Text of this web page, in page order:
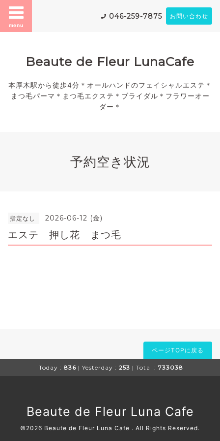
menu
046-259-7875 お問い合わせ
Beaute de Fleur LunaCafe
本厚木駅から徒歩4分＊オールハンドのフェイシャルエステ＊
まつ毛パーマ＊まつ毛エクステ＊ブライダル＊フラワーオー
ダー＊
予約空き状況
指定なし 2026-06-12 (金)
エステ 押し花 まつ毛
ページTOPに戻る
Today : 836 | Yesterday : 253 | Total : 733038
Beaute de Fleur Luna Cafe
©2026 Beaute de Fleur Luna Cafe . All Rights Reserved.